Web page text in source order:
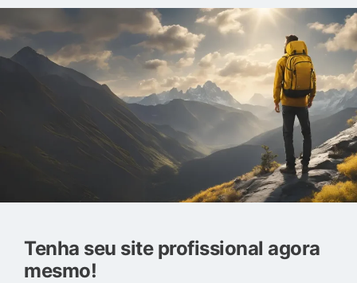
Tenha seu site profissional agora
mesmo!